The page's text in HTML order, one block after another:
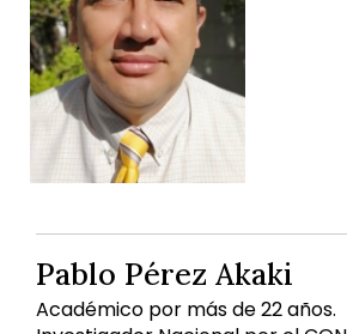
Pablo Pérez Akaki
Académico por más de 22 años.